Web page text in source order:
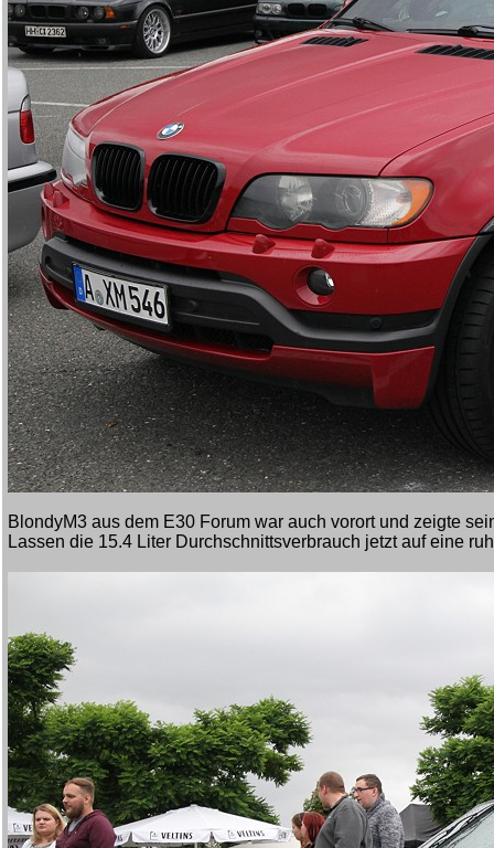
BlondyM3 aus dem E30 Forum war auch vorort und zeigte
Lassen die 15.4 Liter Durchschnittsverbrauch jetzt auf eine